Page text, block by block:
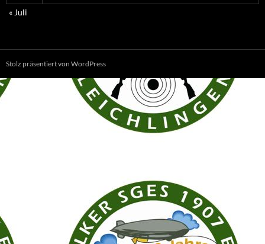
« Juli
Stolz präsentiert von WordPress